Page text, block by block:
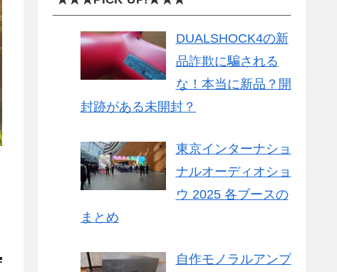
DUALSHOCK4の新
品詐欺に騙される
な！本当に新品？開
封跡がある未開封？
東京インターナショ
ナルオーディオショ
ウ 2025 各ブースの
まとめ
自作モノラルアンプ